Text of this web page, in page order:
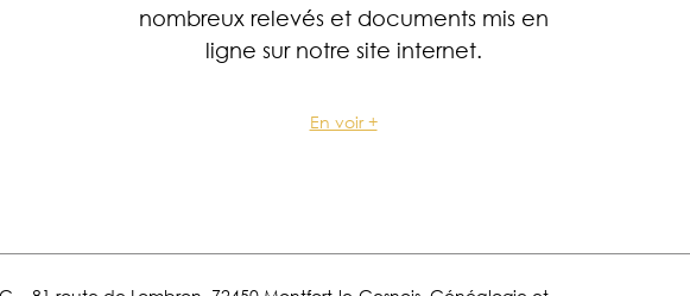
nombreux relevés et documents mis en
ligne sur notre site internet.
En voir +